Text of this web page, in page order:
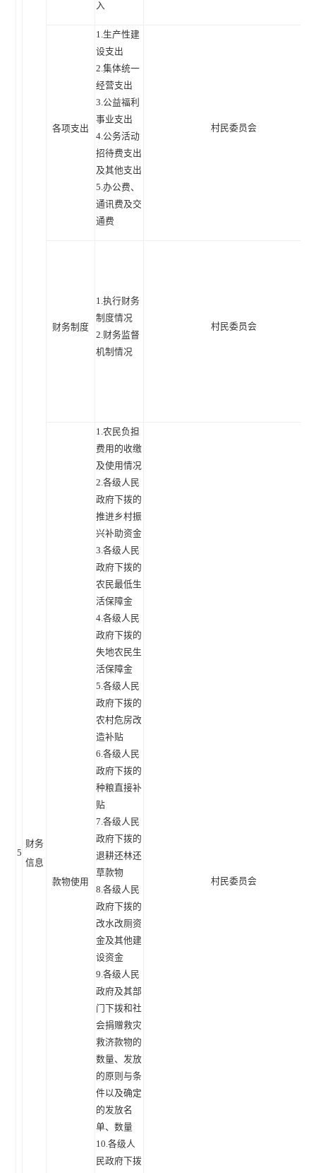
5
财务
信息
入
各项支出
1.生产性建
设支出
2.集体统一
经营支出
3.公益福利
事业支出
4.公务活动
招待费支出
及其他支出
5.办公费、
通讯费及交
通费
村民委员会
财务制度
1.执行财务
制度情况
2.财务监督
机制情况
村民委员会
款物使用
1.农民负担
费用的收缴
及使用情况
2.各级人民
政府下拨的
推进乡村振
兴补助资金
3.各级人民
政府下拨的
农民最低生
活保障金
4.各级人民
政府下拨的
失地农民生
活保障金
5.各级人民
政府下拨的
农村危房改
造补贴
6.各级人民
政府下拨的
种粮直接补
贴
7.各级人民
政府下拨的
退耕还林还
草款物
8.各级人民
政府下拨的
改水改厕资
金及其他建
设资金
9.各级人民
政府及其部
门下拨和社
会捐赠救灾
救济款物的
数量、发放
的原则与条
件以及确定
的发放名
单、数量
10.各级人
民政府下拨
村民委员会